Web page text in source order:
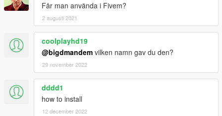
Får man använda i Fivem?
2 augusti 2021
coolplayhd19
@bigdmandem vilken namn gav du den?
29 november 2022
dddd1
how to install
12 december 2022